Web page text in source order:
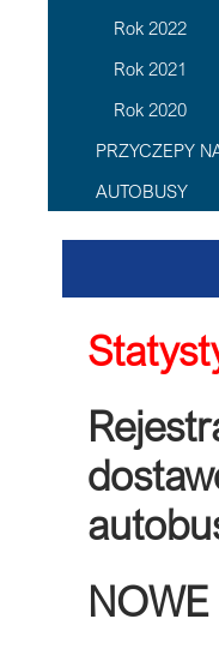
Rok 2022
Rok 2021
Rok 2020
PRZYCZEPY
AUTOBUSY